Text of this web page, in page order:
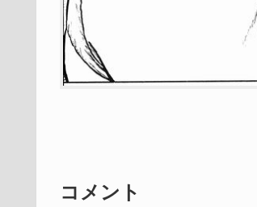
コメント